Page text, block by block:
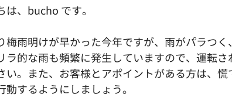
は、bucho です。
梅雨明けが早かった今年ですが、雨がパラつ
ラ的な雨も頻繁に発生していますので、運転
い。また、お客様とアポイントがある方は、
動するようにしましょう。